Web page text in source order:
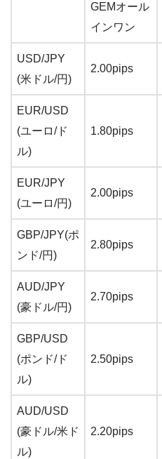
GEMオール
インワン
USD/JPY
(米ドル/円)
2.00pips
EUR/USD
(ユーロ/ド
ル)
1.80pips
EUR/JPY
(ユーロ/円)
2.00pips
GBP/JPY(ポ
ンド/円)
2.80pips
AUD/JPY
(豪ドル/円)
2.70pips
GBP/USD
(ポンド/ド
ル)
2.50pips
AUD/USD
(豪ドル/米ド
ル)
2.20pips